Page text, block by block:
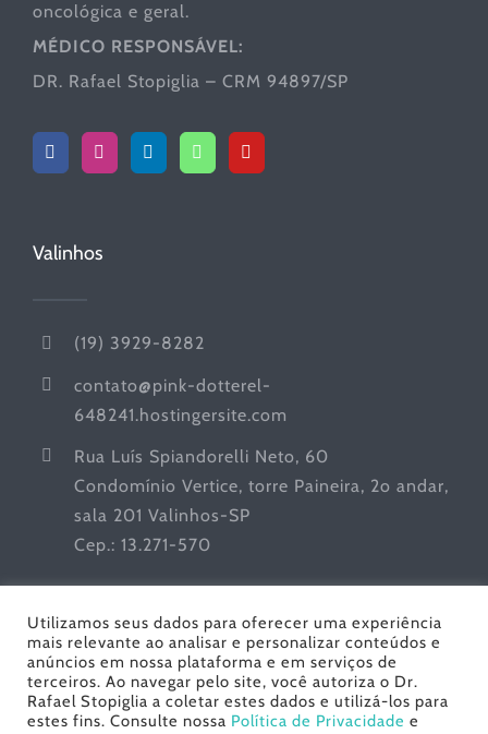
oncológica e geral.
MÉDICO RESPONSÁVEL:
DR. Rafael Stopiglia – CRM 94897/SP
Valinhos
(19) 3929-8282
contato@pink-dotterel-
648241.hostingersite.com
Rua Luís Spiandorelli Neto, 60
Condomínio Vertice, torre Paineira, 2o andar,
sala 201 Valinhos-SP
Cep.: 13.271-570
Dr. Rafael Stopiglia - Urologia | Todos os Direitos
Utilizamos seus dados para oferecer uma experiência
mais relevante ao analisar e personalizar conteúdos e
anúncios em nossa plataforma e em serviços de
terceiros. Ao navegar pelo site, você autoriza o Dr.
Rafael Stopiglia a coletar estes dados e utilizá-los para
estes fins. Consulte nossa Política de Privacidade e